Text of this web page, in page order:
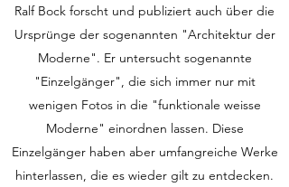
Ralf Bock forscht und publiziert auch über die
Ursprünge der sogenannten "Architektur der
Moderne". Er untersucht sogenannte
"Einzelgänger", die sich immer nur mit
wenigen Fotos in die "funktionale weisse
Moderne" einordnen lassen. Diese
Einzelgänger haben aber umfangreiche Werke
hinterlassen, die es wieder gilt zu entdecken.